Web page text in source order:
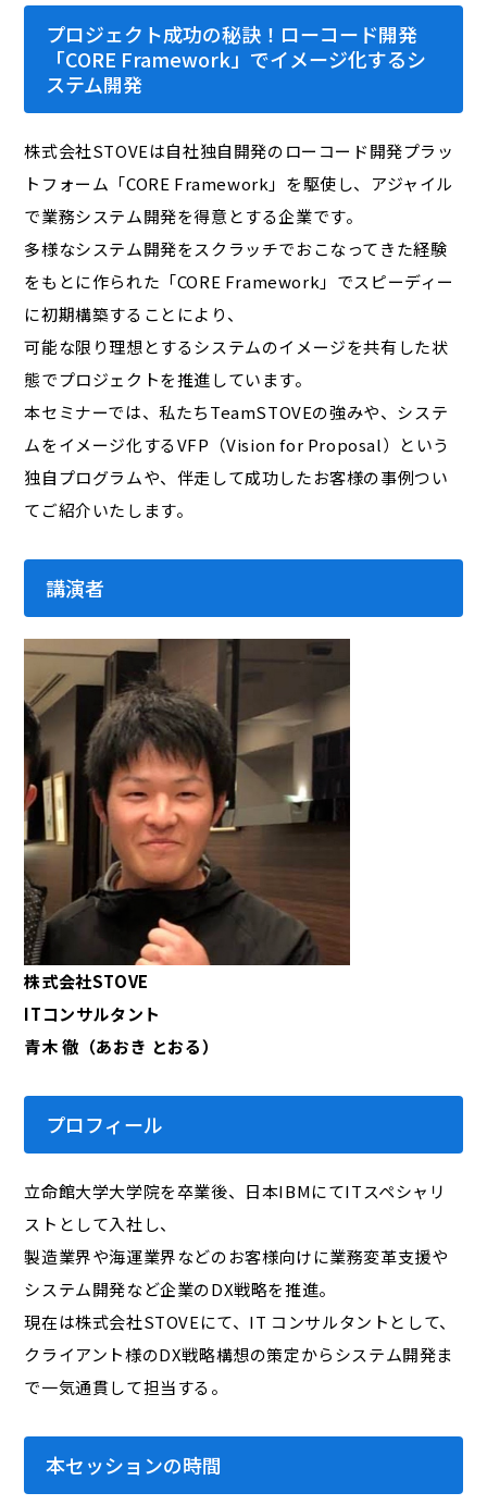
プロジェクト成功の秘訣！ローコード開発
「CORE Framework」でイメージ化するシ
ステム開発
株式会社STOVEは自社独自開発のローコード開発プラッ
トフォーム「CORE Framework」を駆使し、アジャイル
で業務システム開発を得意とする企業です。
多様なシステム開発をスクラッチでおこなってきた経験
をもとに作られた「CORE Framework」でスピーディー
に初期構築することにより、
可能な限り理想とするシステムのイメージを共有した状
態でプロジェクトを推進しています。
本セミナーでは、私たちTeamSTOVEの強みや、システ
ムをイメージ化するVFP（Vision for Proposal）という
独自プログラムや、伴走して成功したお客様の事例つい
てご紹介いたします。
講演者
株式会社STOVE
ITコンサルタント
青木 徹（あおき とおる）
プロフィール
立命館大学大学院を卒業後、日本IBMにてITスペシャリ
ストとして入社し、
製造業界や海運業界などのお客様向けに業務変革支援や
システム開発など企業のDX戦略を推進。
現在は株式会社STOVEにて、IT コンサルタントとして、
クライアント様のDX戦略構想の策定からシステム開発ま
で一気通貫して担当する。
本セッションの時間